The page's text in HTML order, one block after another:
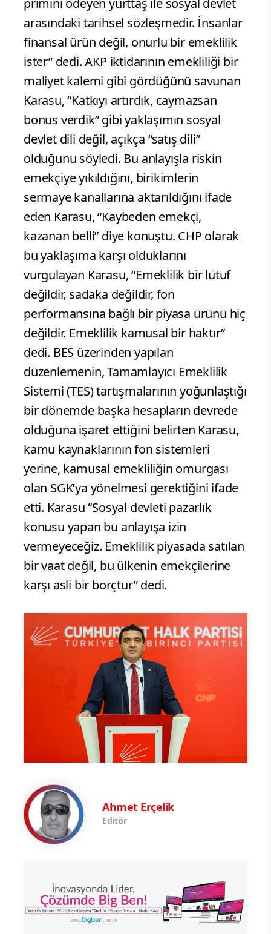
primini ödeyen yurttaş ile sosyal devlet
arasındaki tarihsel sözleşmedir. İnsanlar
finansal ürün değil, onurlu bir emeklilik
ister” dedi. AKP iktidarının emekliliği bir
maliyet kalemi gibi gördüğünü savunan
Karasu, “Katkıyı artırdık, caymazsan
bonus verdik” gibi yaklaşımın sosyal
devlet dili değil, açıkça “satış dili”
olduğunu söyledi. Bu anlayışla riskin
emekçiye yıkıldığını, birikimlerin
sermaye kanallarına aktarıldığını ifade
eden Karasu, “Kaybeden emekçi,
kazanan belli” diye konuştu. CHP olarak
bu yaklaşıma karşı olduklarını
vurgulayan Karasu, “Emeklilik bir lütuf
değildir, sadaka değildir, fon
performansına bağlı bir piyasa ürünü hiç
değildir. Emeklilik kamusal bir haktır”
dedi. BES üzerinden yapılan
düzenlemenin, Tamamlayıcı Emeklilik
Sistemi (TES) tartışmalarının yoğunlaştığı
bir dönemde başka hesapların devrede
olduğuna işaret ettiğini belirten Karasu,
kamu kaynaklarının fon sistemleri
yerine, kamusal emekliliğin omurgası
olan SGK’ya yönelmesi gerektiğini ifade
etti. Karasu “Sosyal devleti pazarlık
konusu yapan bu anlayışa izin
vermeyeceğiz. Emeklilik piyasada satılan
bir vaat değil, bu ülkenin emekçilerine
karşı asli bir borçtur” dedi.
Ahmet Erçelik
Editör